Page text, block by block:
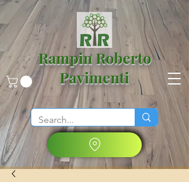
Rampin Roberto
Pavimenti